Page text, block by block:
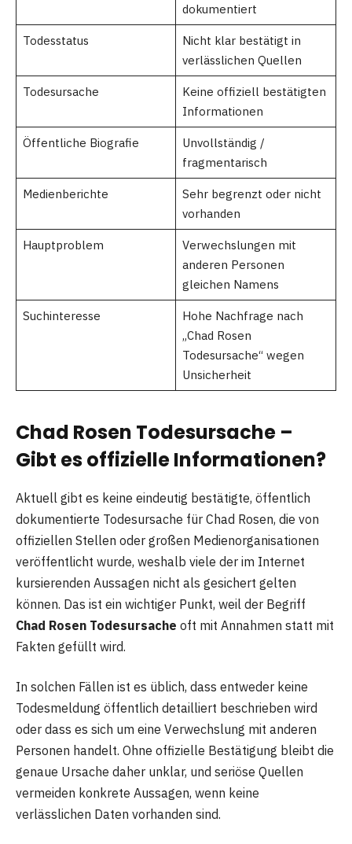
dokumentiert
Todesstatus
Nicht klar bestätigt in
verlässlichen Quellen
Todesursache
Keine offiziell bestätigten
Informationen
Öffentliche Biografie
Unvollständig /
fragmentarisch
Medienberichte
Sehr begrenzt oder nicht
vorhanden
Hauptproblem
Verwechslungen mit
anderen Personen
gleichen Namens
Suchinteresse
Hohe Nachfrage nach
„Chad Rosen
Todesursache“ wegen
Unsicherheit
Chad Rosen Todesursache –
Gibt es offizielle Informationen?
Aktuell gibt es keine eindeutig bestätigte, öffentlich
dokumentierte Todesursache für Chad Rosen, die von
offiziellen Stellen oder großen Medienorganisationen
veröffentlicht wurde, weshalb viele der im Internet
kursierenden Aussagen nicht als gesichert gelten
können. Das ist ein wichtiger Punkt, weil der Begriff
Chad Rosen Todesursache oft mit Annahmen statt mit
Fakten gefüllt wird.
In solchen Fällen ist es üblich, dass entweder keine
Todesmeldung öffentlich detailliert beschrieben wird
oder dass es sich um eine Verwechslung mit anderen
Personen handelt. Ohne offizielle Bestätigung bleibt die
genaue Ursache daher unklar, und seriöse Quellen
vermeiden konkrete Aussagen, wenn keine
verlässlichen Daten vorhanden sind.